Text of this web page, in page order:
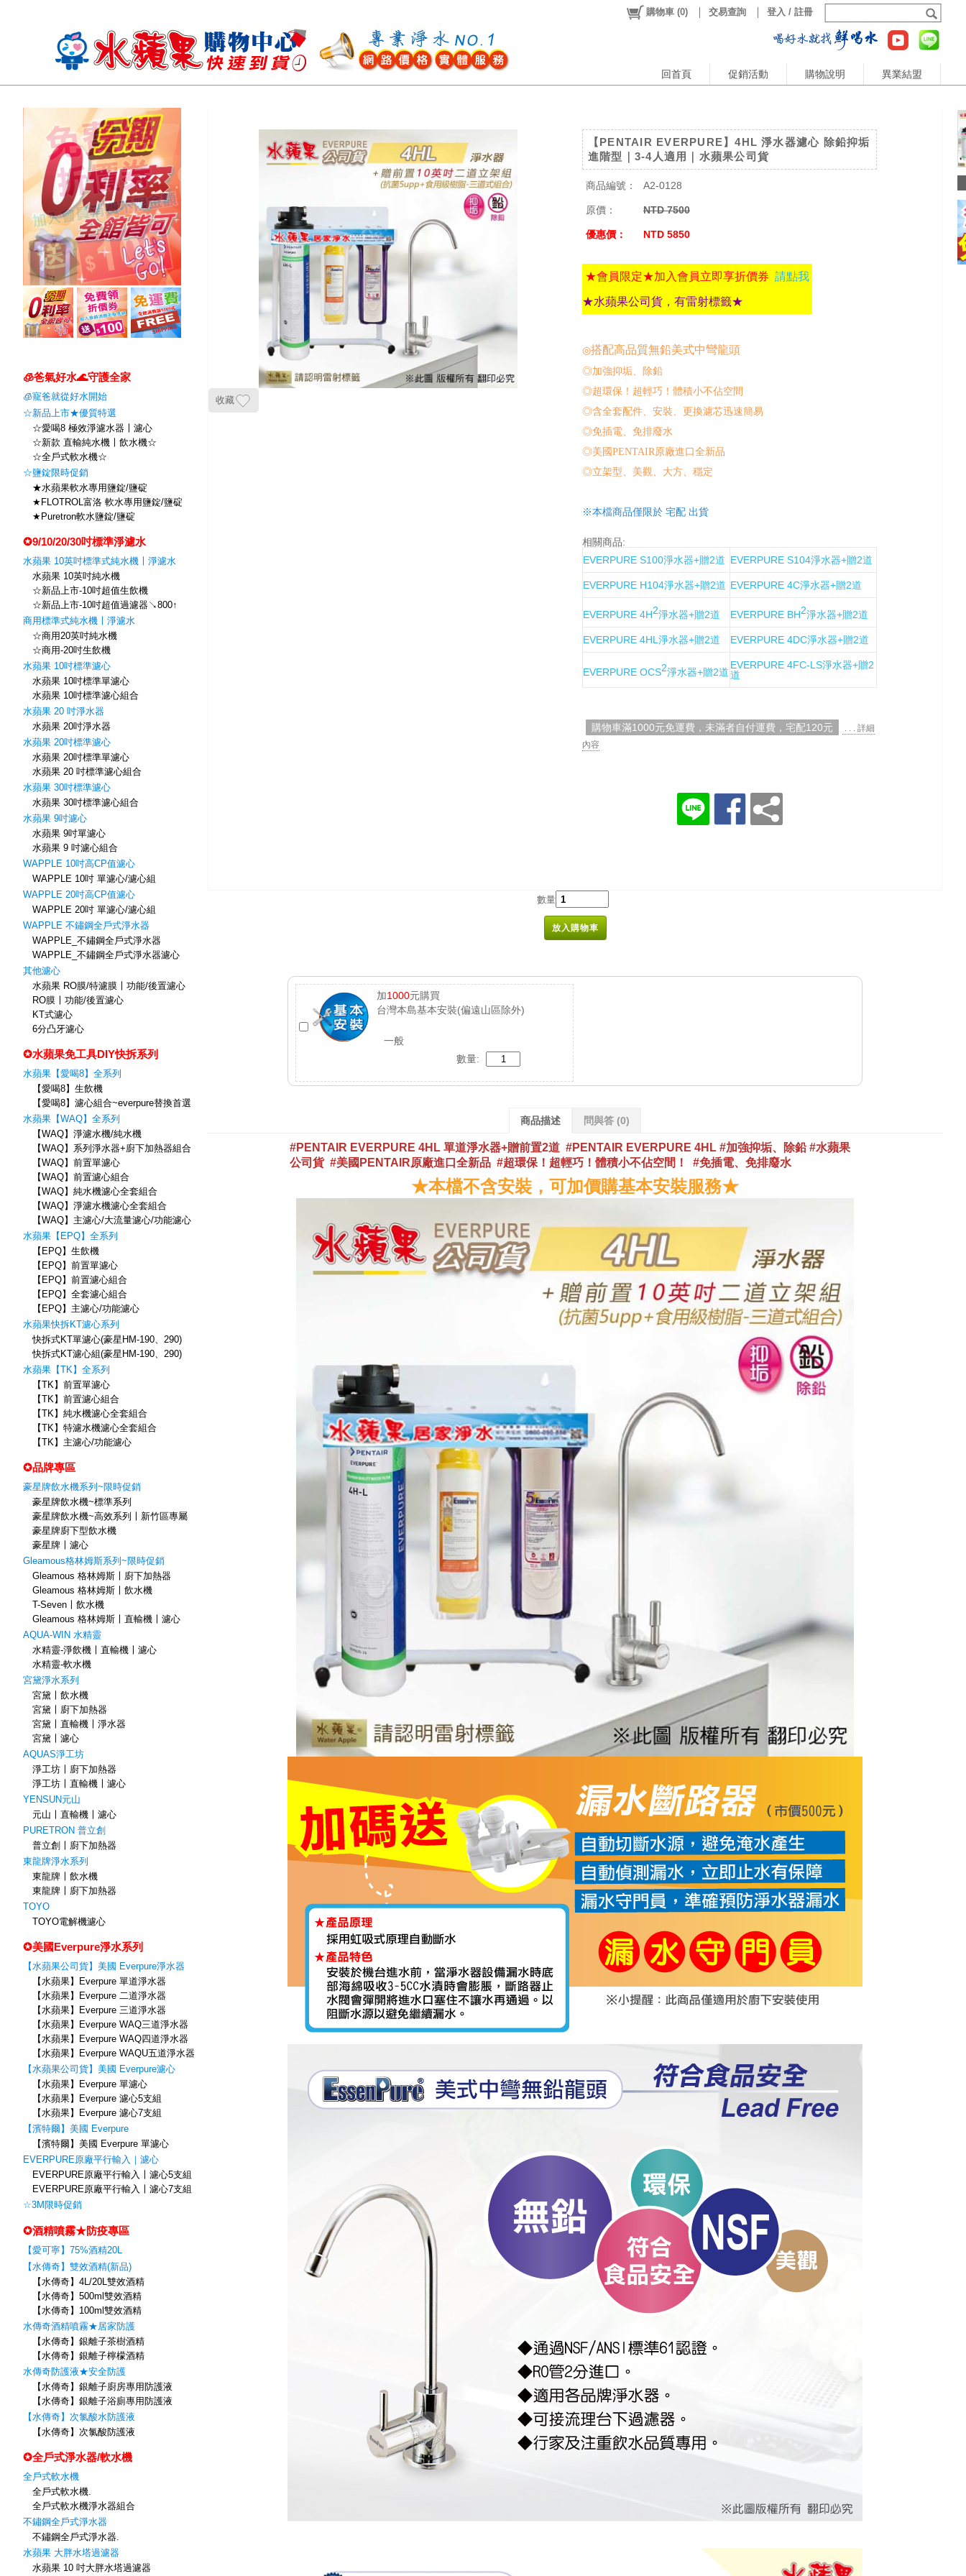
回首頁 促銷活動 購物說明 異業結盟
購物車 (0) 交易查詢 登入 / 註冊
🧊爸氣好水🌊守護全家
🧊寵爸就從好水開始
☆新品上市★優質特選
☆愛喝8 極效淨濾水器〡濾心
☆新款 直輸純水機〡飲水機☆
☆全戶式軟水機☆
☆鹽錠限時促銷
★水蘋果軟水專用鹽錠/鹽碇
★FLOTROL富洛 軟水專用鹽錠/鹽碇
★Puretron軟水鹽錠/鹽碇
✪9/10/20/30吋標準淨濾水
水蘋果 10英吋標準式純水機〡淨濾水
水蘋果 10英吋純水機
☆新品上市-10吋超值生飲機
☆新品上市-10吋超值過濾器↘800↑
商用標準式純水機〡淨濾水
☆商用20英吋純水機
☆商用-20吋生飲機
水蘋果 10吋標準濾心
水蘋果 10吋標準單濾心
水蘋果 10吋標準濾心組合
水蘋果 20 吋淨水器
水蘋果 20吋淨水器
水蘋果 20吋標準濾心
水蘋果 20吋標準單濾心
水蘋果 20 吋標準濾心組合
水蘋果 30吋標準濾心
水蘋果 30吋標準濾心組合
水蘋果 9吋濾心
水蘋果 9吋單濾心
水蘋果 9 吋濾心組合
WAPPLE 10吋高CP值濾心
WAPPLE 10吋 單濾心/濾心組
WAPPLE 20吋高CP值濾心
WAPPLE 20吋 單濾心/濾心組
WAPPLE 不鏽鋼全戶式淨水器
WAPPLE_不鏽鋼全戶式淨水器
WAPPLE_不鏽鋼全戶式淨水器濾心
其他濾心
水蘋果 RO膜/特濾膜〡功能/後置濾心
RO膜〡功能/後置濾心
KT式濾心
6分凸牙濾心
✪水蘋果免工具DIY快拆系列
水蘋果【愛喝8】全系列
【愛喝8】生飲機
【愛喝8】濾心組合~everpure替換首選
水蘋果【WAQ】全系列
【WAQ】淨濾水機/純水機
【WAQ】系列淨水器+廚下加熱器組合
【WAQ】前置單濾心
【WAQ】前置濾心組合
【WAQ】純水機濾心全套組合
【WAQ】淨濾水機濾心全套組合
【WAQ】主濾心/大流量濾心/功能濾心
水蘋果【EPQ】全系列
【EPQ】生飲機
【EPQ】前置單濾心
【EPQ】前置濾心組合
【EPQ】全套濾心組合
【EPQ】主濾心/功能濾心
水蘋果快拆KT濾心系列
快拆式KT單濾心(豪星HM-190、290)
快拆式KT濾心組(豪星HM-190、290)
水蘋果【TK】全系列
【TK】前置單濾心
【TK】前置濾心組合
【TK】純水機濾心全套組合
【TK】特濾水機濾心全套組合
【TK】主濾心/功能濾心
✪品牌專區
豪星牌飲水機系列~限時促銷
豪星牌飲水機~標準系列
豪星牌飲水機~高效系列〡新竹區專屬
豪星牌廚下型飲水機
豪星牌〡濾心
Gleamous格林姆斯系列~限時促銷
Gleamous 格林姆斯〡廚下加熱器
Gleamous 格林姆斯〡飲水機
T-Seven〡飲水機
Gleamous 格林姆斯〡直輸機〡濾心
AQUA-WIN 水精靈
水精靈-淨飲機〡直輸機〡濾心
水精靈-軟水機
宮黛淨水系列
宮黛〡飲水機
宮黛〡廚下加熱器
宮黛〡直輸機〡淨水器
宮黛〡濾心
AQUAS淨工坊
淨工坊〡廚下加熱器
淨工坊〡直輸機〡濾心
YENSUN元山
元山〡直輸機〡濾心
PURETRON 普立創
普立創〡廚下加熱器
東龍牌淨水系列
東龍牌〡飲水機
東龍牌〡廚下加熱器
TOYO
TOYO電解機濾心
✪美國Everpure淨水系列
【水蘋果公司貨】美國 Everpure淨水器
【水蘋果】Everpure 單道淨水器
【水蘋果】Everpure 二道淨水器
【水蘋果】Everpure 三道淨水器
【水蘋果】Everpure WAQ三道淨水器
【水蘋果】Everpure WAQ四道淨水器
【水蘋果】Everpure WAQU五道淨水器
【水蘋果公司貨】美國 Everpure濾心
【水蘋果】Everpure 單濾心
【水蘋果】Everpure 濾心5支組
【水蘋果】Everpure 濾心7支組
【濱特爾】美國 Everpure
【濱特爾】美國 Everpure 單濾心
EVERPURE原廠平行輸入｜濾心
EVERPURE原廠平行輸入〡濾心5支組
EVERPURE原廠平行輸入〡濾心7支組
☆3M限時促銷
✪酒精噴霧★防疫專區
【愛可寧】75%酒精20L
【水傳奇】雙效酒精(新品)
【水傳奇】4L/20L雙效酒精
【水傳奇】500ml雙效酒精
【水傳奇】100ml雙效酒精
水傳奇酒精噴霧★居家防護
【水傳奇】銀離子茶樹酒精
【水傳奇】銀離子檸檬酒精
水傳奇防護液★安全防護
【水傳奇】銀離子廚房專用防護液
【水傳奇】銀離子浴廁專用防護液
【水傳奇】次氯酸水防護液
【水傳奇】次氯酸防護液
✪全戶式淨水器/軟水機
全戶式軟水機
全戶式軟水機.
全戶式軟水機淨水器組合
不鏽鋼全戶式淨水器
不鏽鋼全戶式淨水器.
水蘋果 大胖水塔過濾器
水蘋果 10 吋大胖水塔過濾器
收藏
【PENTAIR EVERPURE】4HL 淨水器濾心 除鉛抑垢
進階型｜3-4人適用｜水蘋果公司貨
商品編號： A2-0128
原價： NTD 7500
優惠價： NTD 5850
★會員限定★加入會員立即享折價券 請點我
★水蘋果公司貨，有雷射標籤★
◎搭配高品質無鉛美式中彎龍頭
◎加強抑垢、除鉛
◎超環保！超輕巧！體積小不佔空間
◎含全套配件、安裝、更換濾芯迅速簡易
◎免插電、免排廢水
◎美國PENTAIR原廠進口全新品
◎立架型、美觀、大方、穩定
※本檔商品僅限於 宅配 出貨
相關商品:
EVERPURE S100淨水器+贈2道 EVERPURE S104淨水器+贈2道
EVERPURE H104淨水器+贈2道 EVERPURE 4C淨水器+贈2道
EVERPURE 4H2淨水器+贈2道 EVERPURE BH2淨水器+贈2道
EVERPURE 4HL淨水器+贈2道 EVERPURE 4DC淨水器+贈2道
EVERPURE OCS2淨水器+贈2道
EVERPURE 4FC-LS淨水器+贈2
道
購物車滿1000元免運費，未滿者自付運費，宅配120元
. . . 詳細
內容
數量
放入購物車
加1000元購買
台灣本島基本安裝(偏遠山區除外)
一般
數量:
商品描述 問與答 (0)